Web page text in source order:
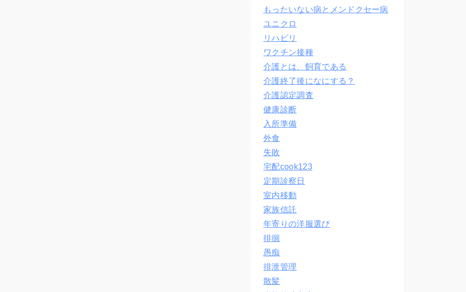
もったいない病とメンドクセー病
ユニクロ
リハビリ
ワクチン接種
介護とは、飼育である
介護終了後になにする？
介護認定調査
健康診断
入所準備
外食
失敗
宅配cook123
定期診察日
室内移動
家族信託
年寄りの洋服選び
徘徊
愚痴
排泄管理
散髪